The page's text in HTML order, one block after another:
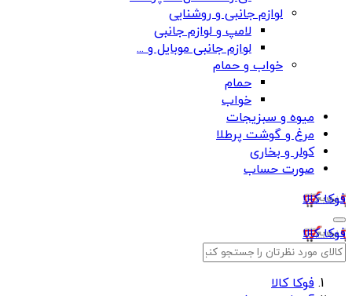
لوازم جانبی و روشنایی
لامپ و لوازم جانبی
لوازم جانبی موبایل و ...
خواب و حمام
حمام
خواب
میوه و سبزیجات
مرغ و گوشت پرطلا
کولر و بخاری
صورت حساب
فوکا کالا
فوکا کالا
فوکا کالا